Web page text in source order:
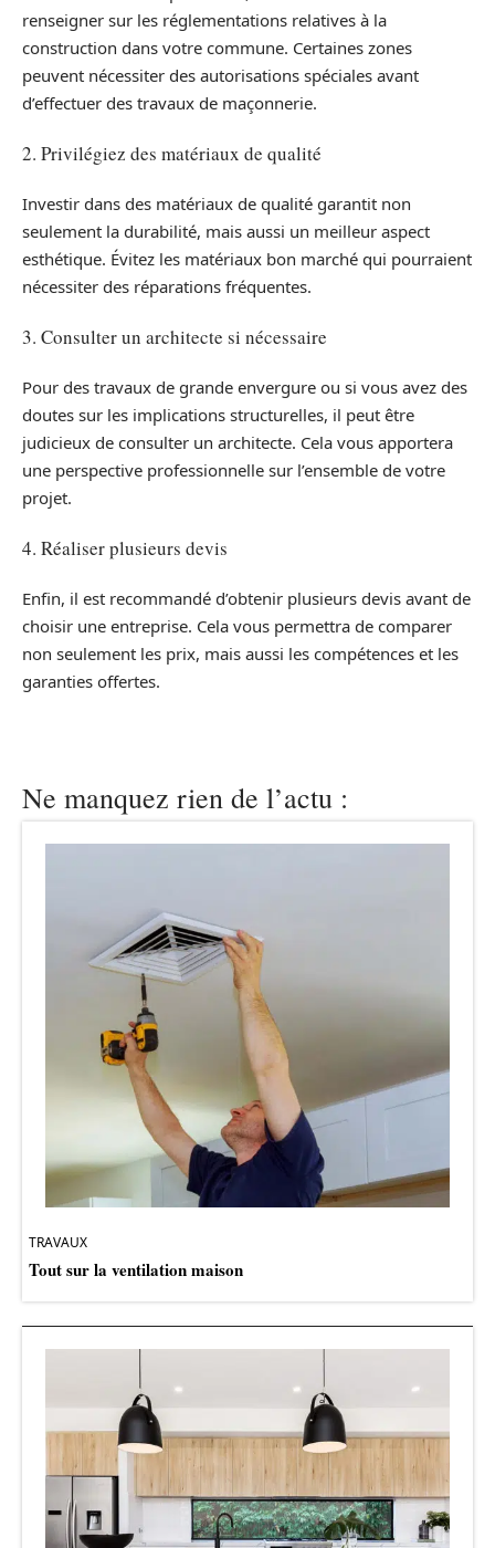
renseigner sur les réglementations relatives à la
construction dans votre commune. Certaines zones
peuvent nécessiter des autorisations spéciales avant
d’effectuer des travaux de maçonnerie.
2. Privilégiez des matériaux de qualité
Investir dans des matériaux de qualité garantit non
seulement la durabilité, mais aussi un meilleur aspect
esthétique. Évitez les matériaux bon marché qui pourraient
nécessiter des réparations fréquentes.
3. Consulter un architecte si nécessaire
Pour des travaux de grande envergure ou si vous avez des
doutes sur les implications structurelles, il peut être
judicieux de consulter un architecte. Cela vous apportera
une perspective professionnelle sur l’ensemble de votre
projet.
4. Réaliser plusieurs devis
Enfin, il est recommandé d’obtenir plusieurs devis avant de
choisir une entreprise. Cela vous permettra de comparer
non seulement les prix, mais aussi les compétences et les
garanties offertes.
Ne manquez rien de l’actu :
TRAVAUX
Tout sur la ventilation maison